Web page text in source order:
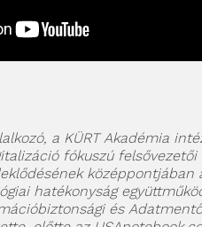
a KÜRT Akadémia
fókuszú felsővezetői
középpontjában
hatékonyság
és